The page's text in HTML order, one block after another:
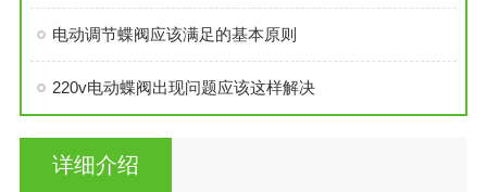
电动调节蝶阀应该满足的基本原则
220v电动蝶阀出现问题应该这样解决
详细介绍